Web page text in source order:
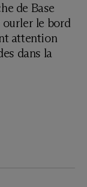
de Base
ourler le bord
attention
dans la